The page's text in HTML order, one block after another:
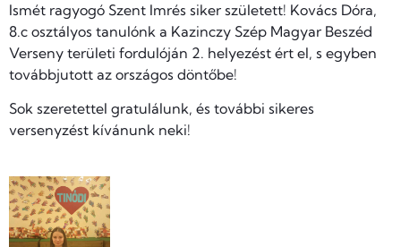
Ismét ragyogó Szent Imrés siker született! Kovács Dóra,
8.c osztályos tanulónk a Kazinczy Szép Magyar Beszéd
Verseny területi fordulóján 2. helyezést ért el, s egyben
továbbjutott az országos döntőbe!
Sok szeretettel gratulálunk, és további sikeres
versenyzést kívánunk neki!